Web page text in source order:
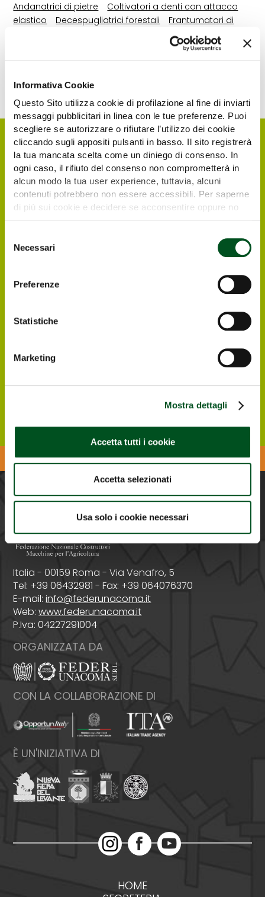
Informativa Cookie
Questo Sito utilizza cookie di profilazione al fine di inviarti
messaggi pubblicitari in linea con le tue preferenze. Puoi
scegliere se autorizzare o rifiutare l’utilizzo dei cookie
cliccando sugli appositi pulsanti in basso. Il sito registrerà
la tua mancata scelta come un diniego di consenso. In
ogni caso, il rifiuto del consenso non comprometterà in
alcun modo la tua user experience, tuttavia, alcuni
contenuti potrebbero non essere accessibili. Per saperne
di più sui cookie e decidere se acconsentire oppure no
delNecessari
Preferenze
Statistiche
Marketing
Mostra dettagli
Accetta tutti i cookie
Accetta selezionati
Usa solo i cookie necessari
Andanatrici di pietre
Coltivatori a denti con attacco
elastico
Decespugliatrici forestali
Frantumatori di
Macchine diverse per
Macchine diverse per la
messa a coltura
Ripuntatori a denti
canalizzazioni
Trinciasarmenti
Richiedi il tuo biglietto
elettronico gratuito
interessati a visitare Agrilevante by Eima
2025 possono registrarsi direttamente online,
avranno indicato il biglietto elettronico
Registrati ONLINE
Scarica l'APP di Agrilevante
PROMOSSA DA
Italia - 00159 Roma - Via Venafro, 5
Tel: +39 06432981 - Fax: +39 064076370
E-mail:info@federunacoma.it
Web:www.federunacoma.it
P.Iva: 04227291004
ORGANIZZATA DA
CON LA COLLABORAZIONE DI
È UN'INIZIATIVA DI
HOME